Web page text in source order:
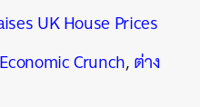
UK House Prices
Economic Crunch,ต่าง